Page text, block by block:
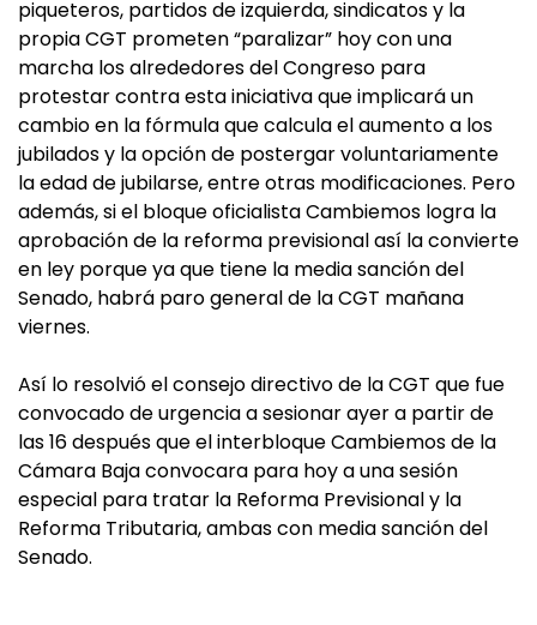
piqueteros, partidos de izquierda, sindicatos y la
propia CGT prometen “paralizar” hoy con una
marcha los alrededores del Congreso para
protestar contra esta iniciativa que implicará un
cambio en la fórmula que calcula el aumento a los
jubilados y la opción de postergar voluntariamente
la edad de jubilarse, entre otras modificaciones. Pero
además, si el bloque oficialista Cambiemos logra la
aprobación de la reforma previsional así la convierte
en ley porque ya que tiene la media sanción del
Senado, habrá paro general de la CGT mañana
viernes.
Así lo resolvió el consejo directivo de la CGT que fue
convocado de urgencia a sesionar ayer a partir de
las 16 después que el interbloque Cambiemos de la
Cámara Baja convocara para hoy a una sesión
especial para tratar la Reforma Previsional y la
Reforma Tributaria, ambas con media sanción del
Senado.